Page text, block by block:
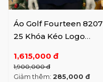
Áo Golf Fourteen 8207
25 Khóa Kéo Logo
1,615,000 đ
1,900,000 đ
Giảm thêm: 285,000 đ